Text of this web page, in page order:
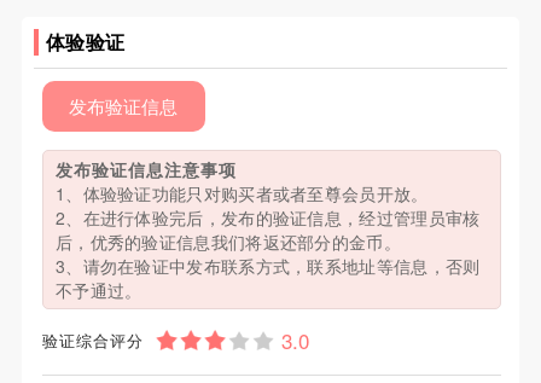
体验验证
发布验证信息
发布验证信息注意事项
1、体验验证功能只对购买者或者至尊会员开放。
2、在进行体验完后，发布的验证信息，经过管理员审核
后，优秀的验证信息我们将返还部分的金币。
3、请勿在验证中发布联系方式，联系地址等信息，否则
不予通过。
验证综合评分